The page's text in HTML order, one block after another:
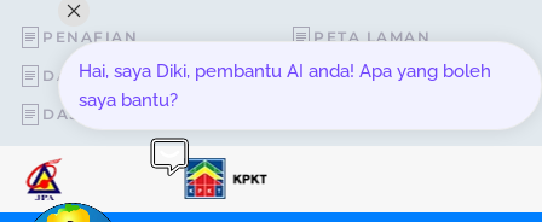
PENAFIAN
DASAR KESELAMATAN
DASAR PRIVASI
PETA LAMAN
STATISTIK PELAWAT
Hai, saya Diki, pembantu AI anda! Apa yang boleh
saya bantu?